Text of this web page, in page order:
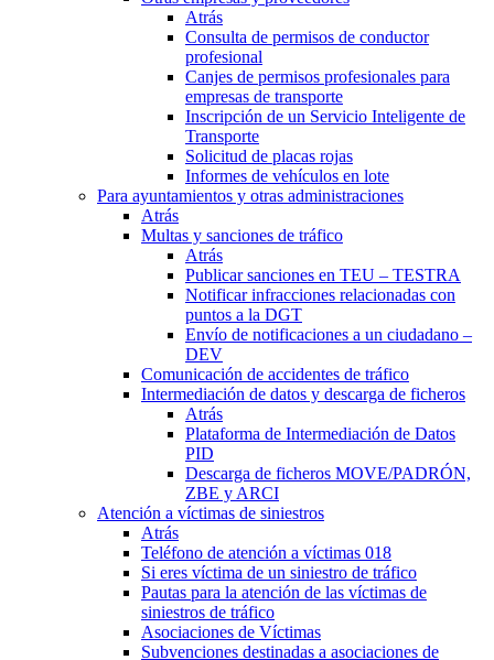
Atrás
Consulta de permisos de conductor
profesional
Canjes de permisos profesionales para
empresas de transporte
Inscripción de un Servicio Inteligente de
Transporte
Solicitud de placas rojas
Informes de vehículos en lote
Para ayuntamientos y otras administraciones
Atrás
Multas y sanciones de tráfico
Atrás
Publicar sanciones en TEU – TESTRA
Notificar infracciones relacionadas con
puntos a la DGT
Envío de notificaciones a un ciudadano –
DEV
Comunicación de accidentes de tráfico
Intermediación de datos y descarga de ficheros
Atrás
Plataforma de Intermediación de Datos
PID
Descarga de ficheros MOVE/PADRÓN,
ZBE y ARCI
Atención a víctimas de siniestros
Atrás
Teléfono de atención a víctimas 018
Si eres víctima de un siniestro de tráfico
Pautas para la atención de las víctimas de
siniestros de tráfico
Asociaciones de Víctimas
Subvenciones destinadas a asociaciones de